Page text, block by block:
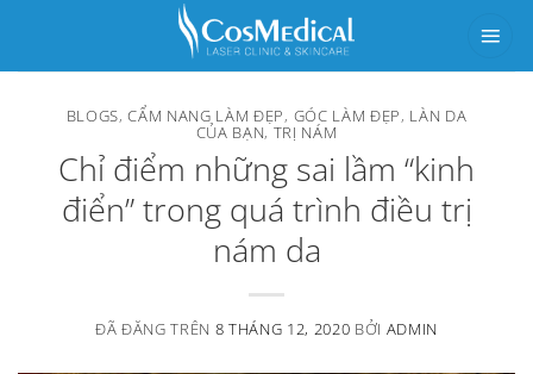
BLOGS,CẨM NANG LÀM ĐẸP, GÓC LÀM ĐẸP, LÀN DA
CỦA BẠN, TRỊ NÁM
Chỉ điểm những sai lầm “kinh
điển” trong quá trình điều trị
nám da
ĐÃ ĐĂNG TRÊN 8 THÁNG 12, 2020 BỞI ADMIN